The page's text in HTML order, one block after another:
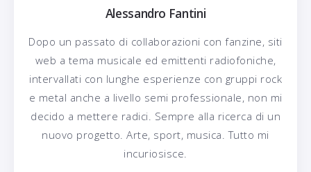
Alessandro Fantini
Dopo un passato di collaborazioni con fanzine, siti
web a tema musicale ed emittenti radiofoniche,
intervallati con lunghe esperienze con gruppi rock
e metal anche a livello semi professionale, non mi
decido a mettere radici. Sempre alla ricerca di un
nuovo progetto. Arte, sport, musica. Tutto mi
incuriosisce.